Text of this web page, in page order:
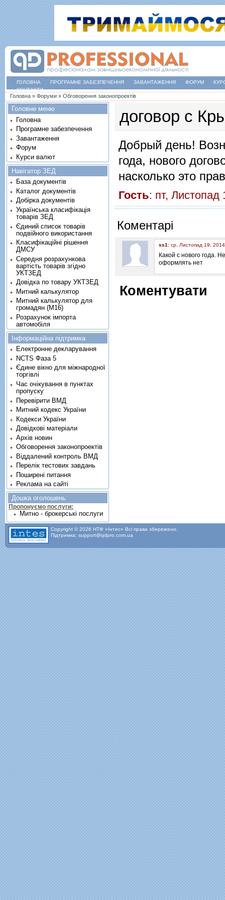
ГОЛОВНА ПРОГРАМНЕ ЗАБЕЗПЕЧЕННЯ ЗАВАНТАЖЕННЯ ФОРУМ
КОНТАКТИ
Ви є тут
Головна » Форуми » Обговорення законопроектів
договор с
Добрый день!
года, нового
насколько это
Гость: пт,
Коментарі
ss1: ср, Листопад 19,
Какой с нового года.
оформлять нет
Коментувати
Головне меню
Головна
Програмне забезпечення
Завантаження
Форум
Курси валют
Навігатор ЗЕД
База документів
Каталог документів
Добірка документів
Українська класифікація
товарів ЗЕД
Єдиний список товарів
подвійного використання
Класифікаційні рішення
ДМСУ
Середня розрахункова
вартість товарів згідно
УКТЗЕД
Довідка по товару УКТЗЕД
Митний калькулятор
Митний калькулятор для
громадян (М16)
Розрахунок імпорта
автомобіля
Інформаційна підтримка
Електронне декларування
NCTS Фаза 5
Єдине вікно для міжнародної
торгівлі
Час очікування в пунктах
пропуску
Перевірити ВМД
Митний кодекс України
Кодекси України
Довідкові матеріали
Архів новин
Обговорення законопроектів
Віддалений контроль ВМД
Перелік тестових завдань
Поширені питання
Реклама на сайті
Дошка оголошень
Пропонуємо послуги:
Митно - брокерські послуги
Copyright © 2026 НТФ «Інтес» Всі права збережено.
Підтримка: support@qdpro.com.ua